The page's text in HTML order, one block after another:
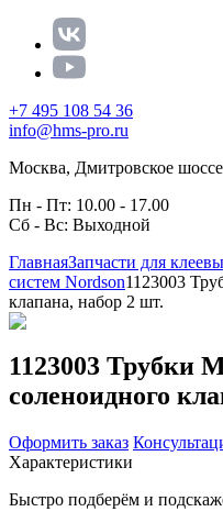
+7 495 108 54 36
info@hms-pro.ru
Москва, Дмитровское
Пн - Пт: 10.00 - 17.00
Сб - Вс: Выходной
ГлавнаяЗапчасти для
систем Nordson1123003
клапана, набор 2 шт.
1123003 Трубки
соленоидного
Оформить заказ
Характеристики
Быстро подберём и